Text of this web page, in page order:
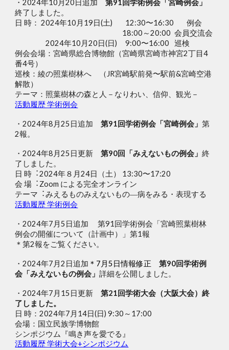
・2024年10 月20 日追加第91回学術例会「宮崎例会」
終了しました。
日 時： 2024年10月19日(土)
12:30〜16:30
例会
18:00～20:00 会員交流会
2024年10月20日(日)
9:00〜16:00
巡検
例会会場：宮崎県総合博物館（宮崎県宮崎市神宮2丁目4
番4号）
巡検：綾の照葉樹林へ （JR宮崎駅前発〜駅前&宮崎空港
解散）
テーマ：照葉樹林の森と人－なりわい、信仰、観光－
活動履歴 学術例会
・2024年8月25日追加第91回学術例会「宮崎例会」第
2報。
・2024年8月25日更新第90回「みえないもの例会」終
了しました。
⽇ 時︓2024年８⽉24⽇（⼟） 13:30〜17:20
会 場︓Zoom による完全オンライン
テーマ︓みえるものみえないもの―病をみる・表現する
活動履歴 学術例会
・2024年7月5日追加 第91回学術例会「宮崎照葉樹林
例会の開催について（計画中）」第1報
＊第2報をご覧ください。
・2024年7月2日追加 ＊7月5日情報修正
第90回学術例
会「みえないもの例会」詳細を公開しました。
・2024年7月15日更新
第21回学術大会（大阪大会）終
了しました。
日 時：2024年7月14日(日) 9:30～17:00
会場：国立民族学博物館
シンポジウム『鳴き声を愛でる』
活動履歴 学術大会+シンポジウム